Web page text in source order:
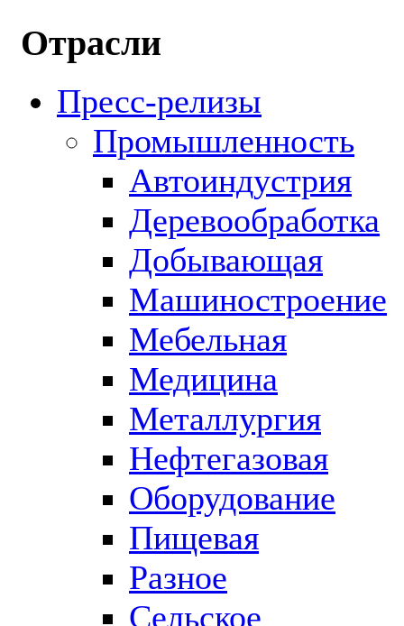
Отрасли
Пресс-релизы
Промышленность
Автоиндустрия
Деревообработка
Добывающая
Машиностроение
Мебельная
Медицина
Металлургия
Нефтегазовая
Оборудование
Пищевая
Разное
Сельское